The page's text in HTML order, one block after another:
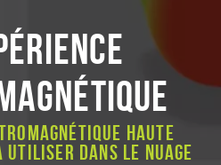
haute
utiliser dans le nuage